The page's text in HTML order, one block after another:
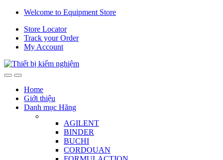
Skip
navigation
Skip
content
Welcome to Equipment Store
Store Locator
Track your Order
My Account
Home
Giới thiệu
Danh mục Hãng
AGILENT
BINDER
BUCHI
CORDOUAN